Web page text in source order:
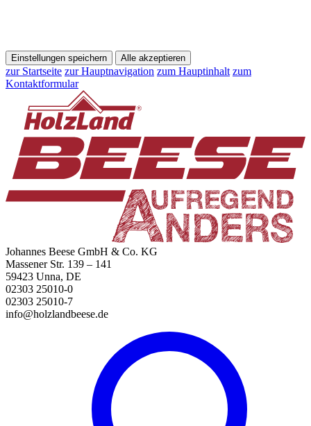
Einstellungen speichern Alle akzeptieren
zur Startseite zur Hauptnavigation zum Hauptinhalt zum
Kontaktformular
Johannes Beese GmbH & Co. KG
Massener Str. 139 – 141
59423 Unna, DE
02303 25010-0
02303 25010-7
info@holzlandbeese.de